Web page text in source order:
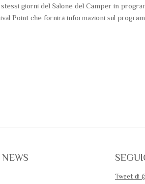
giorni del Salone del Camper in
Point che fornirà informazioni sul
Tweet di